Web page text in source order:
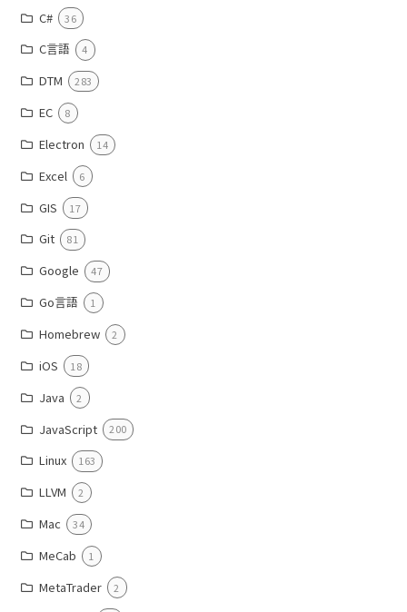
C# 36
C言語 4
DTM 283
EC 8
Electron 14
Excel 6
GIS 17
Git 81
Google 47
Go言語 1
Homebrew 2
iOS 18
Java 2
JavaScript 200
Linux 163
LLVM 2
Mac 34
MeCab 1
MetaTrader 2